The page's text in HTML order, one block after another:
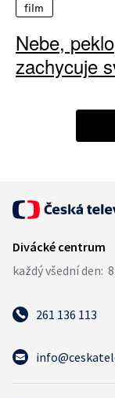
film
Nebe,
zachycuje
261 136 113